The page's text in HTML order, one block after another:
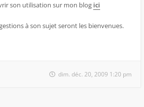
son utilisation sur mon blog ici
à son sujet seront les bienvenues.
dim. déc. 20, 2009 1:20 pm